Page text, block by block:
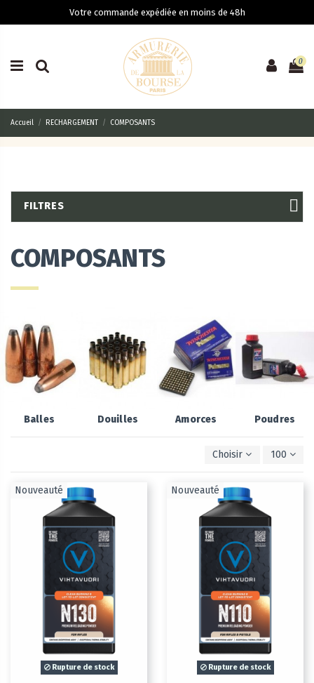
Votre commande expédiée en moins de 48h
0
Accueil RECHARGEMENT COMPOSANTS
COMPOSANTS
Balles Douilles Amorces Poudres
Choisir 100
Nouveauté
Rupture de stock
Nouveauté
Rupture de stock
FILTRES